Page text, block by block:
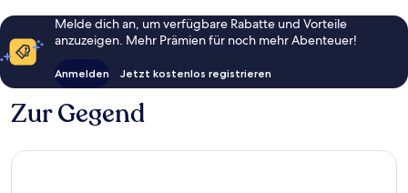
Melde dich an, um verfügbare Rabatte und Vorteile
anzuzeigen. Mehr Prämien für noch mehr Abenteuer!
Anmelden Jetzt kostenlos registrieren
Zur Gegend